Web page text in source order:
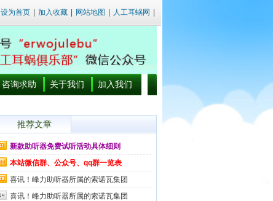
设为首页 加入收藏 网站地图 人工耳蜗网
咨询求助 关于我们 加入我们
推荐文章
新款助听器免费试听活动具体细则
本站微信群、公众号、qq群一览表
喜讯！峰力助听器所属的索诺瓦集团
喜讯！峰力助听器所属的索诺瓦集团